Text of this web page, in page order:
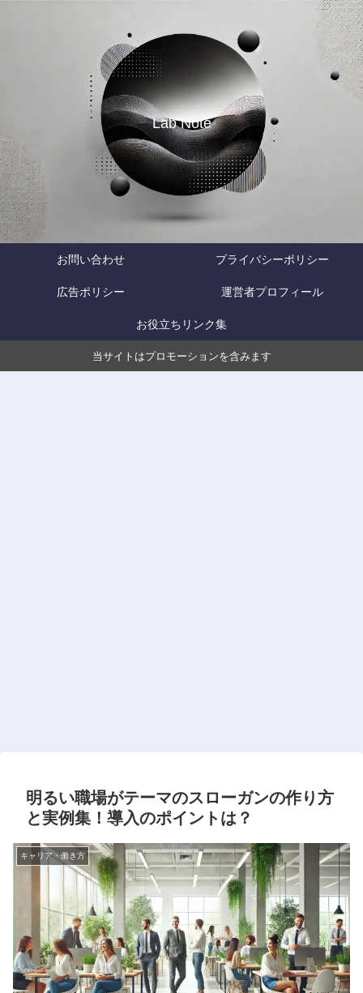
Lab Note
お問い合わせ プライバシーポリシー
広告ポリシー 運営者プロフィール
お役立ちリンク集
当サイトはプロモーションを含みます
明るい職場がテーマのスローガンの作り方
と実例集！導入のポイントは？
キャリア・働き方